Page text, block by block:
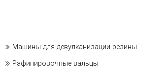
Машины для девулканизации резины
Рафинировочные вальцы